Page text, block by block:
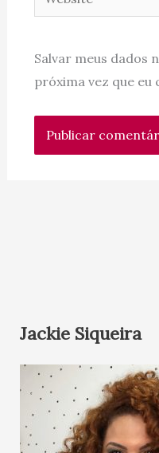
Salvar meus dados
próxima vez que eu
Jackie Siqueira